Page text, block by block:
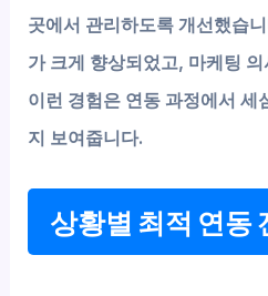
곳에서 관리하도록 개선했습
가 크게 향상되었고, 마케팅
이런 경험은 연동 과정에서 세
지 보여줍니다.
상황별 최적 연동